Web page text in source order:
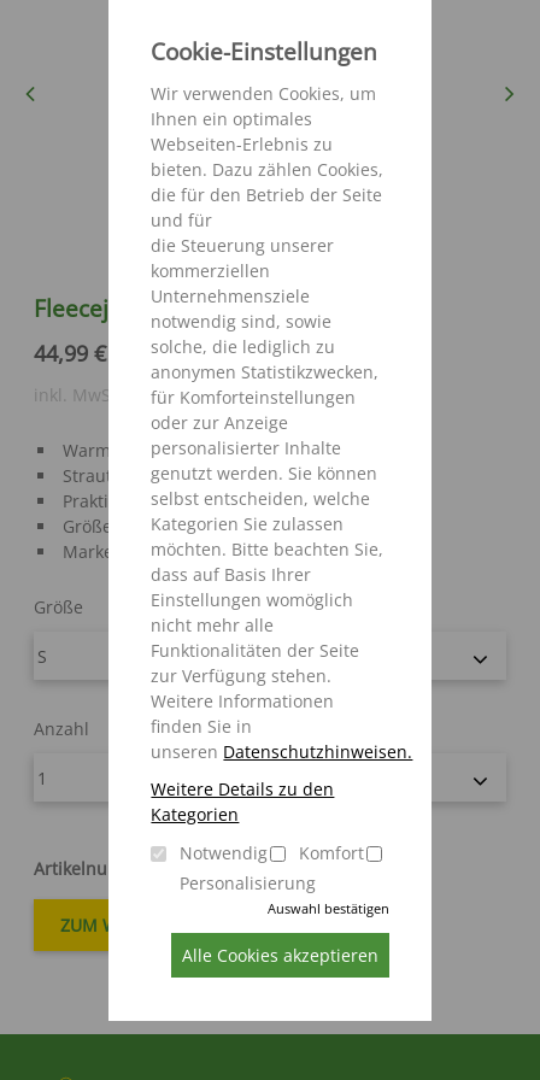
Cookie-Einstellungen
Wir verwenden Cookies, um
Ihnen ein optimales
Webseiten-Erlebnis zu
bieten. Dazu zählen Cookies,
die für den Betrieb der Seite
und für
die Steuerung unserer
kommerziellen
Unternehmensziele
notwendig sind, sowie
solche, die lediglich zu
anonymen Statistikzwecken,
für Komforteinstellungen
oder zur Anzeige
personalisierter Inhalte
genutzt werden. Sie können
selbst entscheiden, welche
Kategorien Sie zulassen
möchten. Bitte beachten Sie,
dass auf Basis Ihrer
Einstellungen womöglich
nicht mehr alle
Funktionalitäten der Seite
zur Verfügung stehen.
Weitere Informationen
finden Sie in
unseren Datenschutzhinweisen.
Weitere Details zu den
Kategorien
Notwendig
Komfort
Personalisierung
Auswahl bestätigen
Alle Cookies akzeptieren
Previous
Fleecejacke Herren
44,99 €
inkl. MwSt. zzgl. Versandkosten
Warme Fleecejacke
Strautmann Bestickung auf der linken Brust
Praktische Seitentaschen mit Reißverschluss
Größe S - 4XL
Marke: Engelbert Strauss
Größe
Anzahl
Artikelnummer:98052171